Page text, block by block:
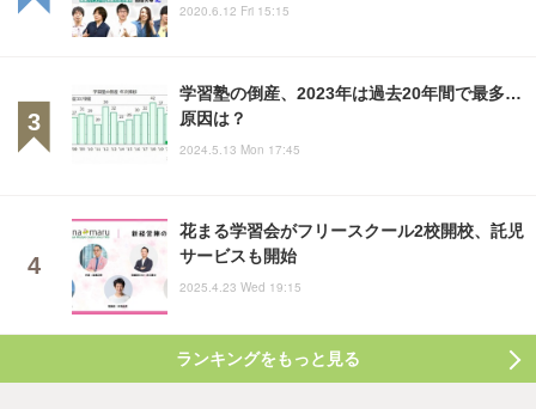
2020.6.12 Fri 15:15
学習塾の倒産、2023年は過去20年間で最多…
原因は？
2024.5.13 Mon 17:45
花まる学習会がフリースクール2校開校、託児
サービスも開始
2025.4.23 Wed 19:15
ランキングをもっと見る